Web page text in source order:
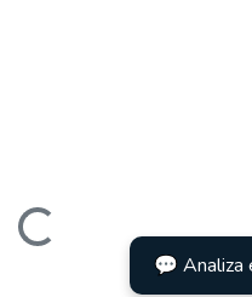
Loading... 💬 Analiza